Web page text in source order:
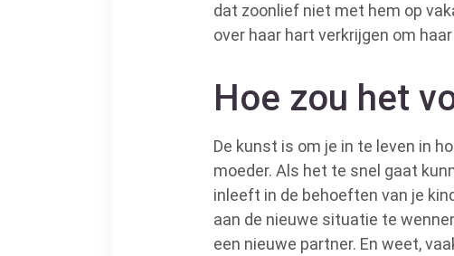
dat zoonlief niet met hem op
over haar hart verkrijgen om
Hoe zou het
De kunst is om je in te leven in
moeder. Als het te snel gaat
inleeft in de behoeften van je
aan de nieuwe situatie te
een nieuwe partner. En weet,